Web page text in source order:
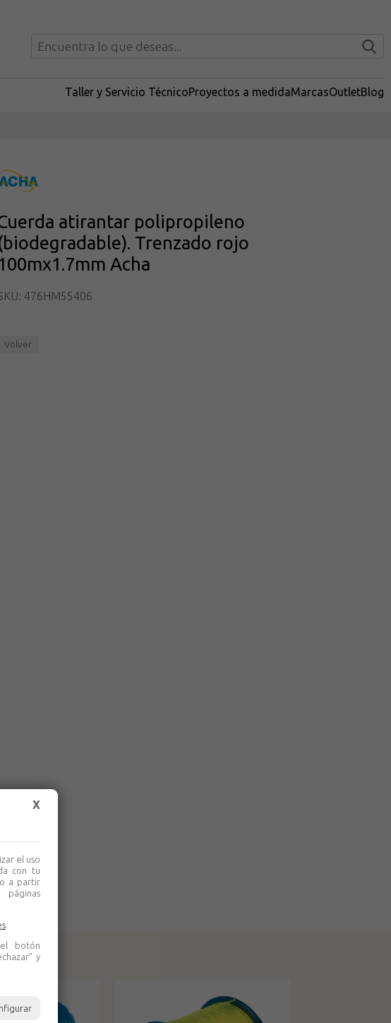
Taller y Servicio TécnicoProyectos a medidaMarcasOutletBlog
atirantar polipropileno
Trenzado rojo
Acha
476HM55406
Volver
X
el uso
con tu
a partir
botón
y